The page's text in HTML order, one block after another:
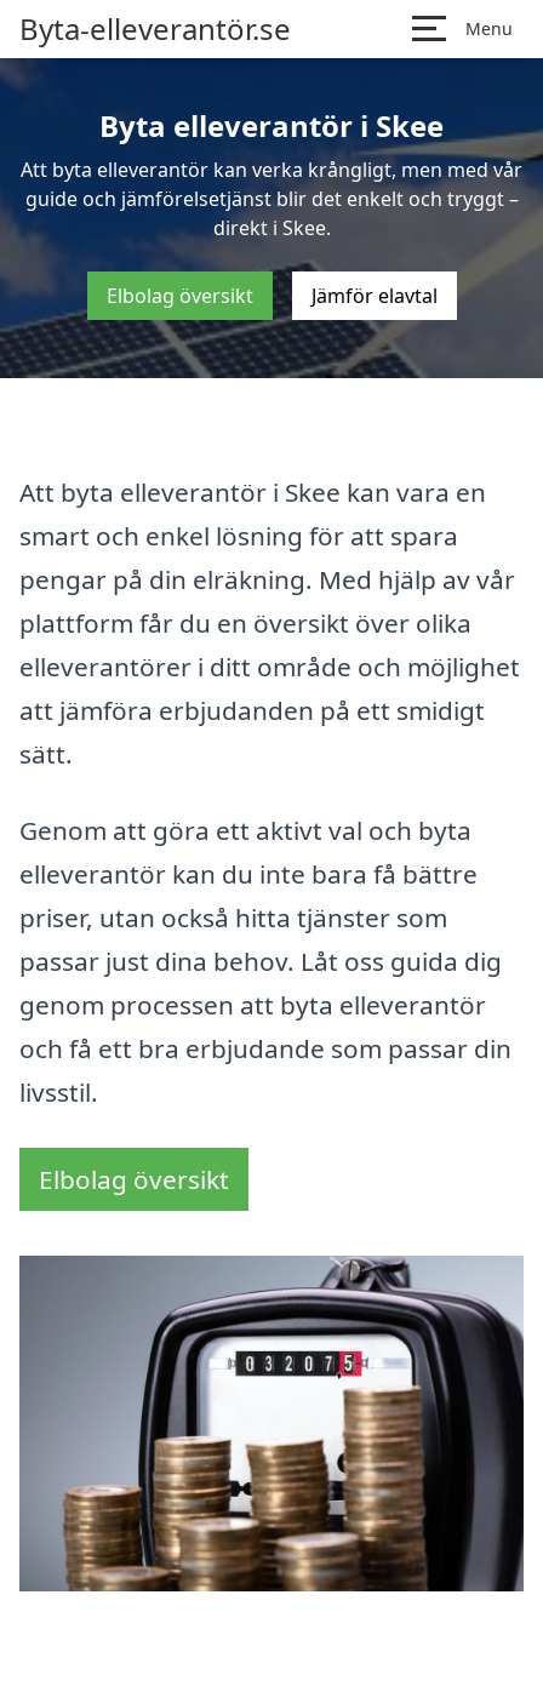
Byta-elleverantör.se Menu
Byta elleverantör i Skee
Att byta elleverantör kan verka krångligt, men med vår
guide och jämförelsetjänst blir det enkelt och tryggt –
direkt i Skee.
Elbolag översikt Jämför elavtal
Att byta elleverantör i Skee kan vara en
smart och enkel lösning för att spara
pengar på din elräkning. Med hjälp av vår
plattform får du en översikt över olika
elleverantörer i ditt område och möjlighet
att jämföra erbjudanden på ett smidigt
sätt.
Genom att göra ett aktivt val och byta
elleverantör kan du inte bara få bättre
priser, utan också hitta tjänster som
passar just dina behov. Låt oss guida dig
genom processen att byta elleverantör
och få ett bra erbjudande som passar din
livsstil.
Elbolag översikt